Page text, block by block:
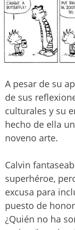
A pesar de su
de sus
culturales y su
hecho de ella
noveno arte.
Calvin
superhéroe,
excusa para
puesto de
¿Quién no ha